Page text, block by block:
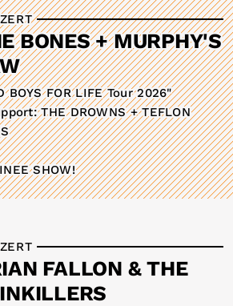
BONES + MURPHY'S
BOYS FOR LIFE Tour 2026"
THE DROWNS + TEFLON
SHOW!
FALLON & THE